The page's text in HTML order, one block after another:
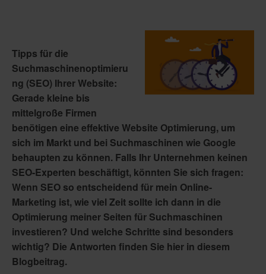
Tipps für die
Suchmaschinenoptimieru
ng (SEO) Ihrer Website:
Gerade kleine bis
mittelgroße Firmen
benötigen eine effektive Website Optimierung, um
sich im Markt und bei Suchmaschinen wie Google
behaupten zu können. Falls Ihr Unternehmen keinen
SEO-Experten beschäftigt, könnten Sie sich fragen:
Wenn SEO so entscheidend für mein Online-
Marketing ist, wie viel Zeit sollte ich dann in die
Optimierung meiner Seiten für Suchmaschinen
investieren? Und welche Schritte sind besonders
wichtig? Die Antworten finden Sie hier in diesem
Blogbeitrag.